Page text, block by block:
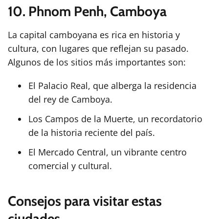
10. Phnom Penh, Camboya
La capital camboyana es rica en historia y
cultura, con lugares que reflejan su pasado.
Algunos de los sitios más importantes son:
El Palacio Real, que alberga la residencia
del rey de Camboya.
Los Campos de la Muerte, un recordatorio
de la historia reciente del país.
El Mercado Central, un vibrante centro
comercial y cultural.
Consejos para visitar estas